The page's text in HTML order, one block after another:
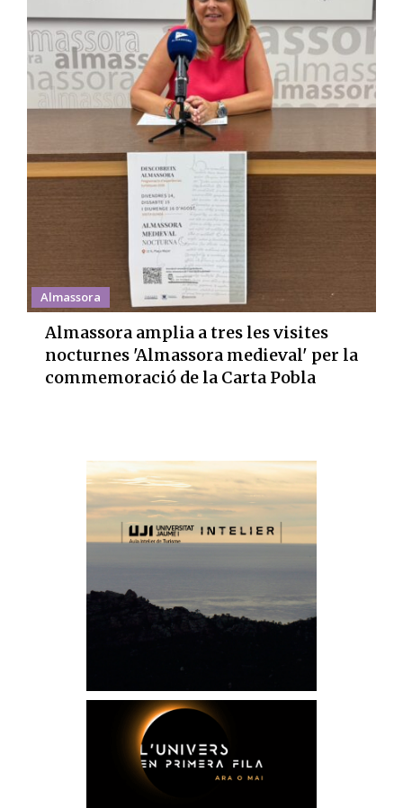
Almassora
Almassora amplia a tres les visites
nocturnes 'Almassora medieval' per la
commemoració de la Carta Pobla